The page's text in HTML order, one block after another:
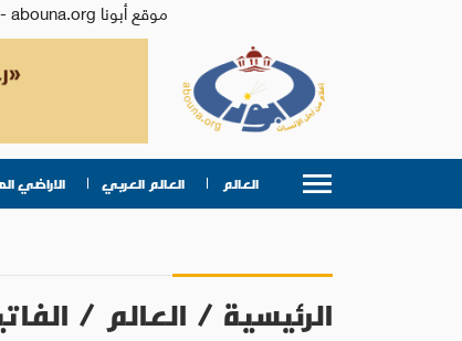
موقع أبونا abouna.org - إعلام من أجل الإنسان | يصدر عن المركز الكاثوليكي للدراسات والإعلام في الأردن - رئيس التحرير: الأب د.رفعت بدر
العالم العالم العربي الاراضي
الرئيسية / العالم /